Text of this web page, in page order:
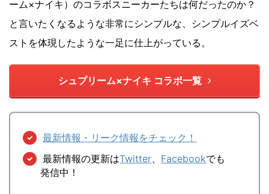
ーム×ナイキ）のコラボスニーカーたちは何だったのか？
と言いたくなるような非常にシンプルな、シンプルイズベ
ストを体現したような一足に仕上がっている。
シュプリーム×ナイキ コラボ一覧
最新情報・リーク情報をチェック！
最新情報の更新はTwitter、 Facebookでも
発信中！